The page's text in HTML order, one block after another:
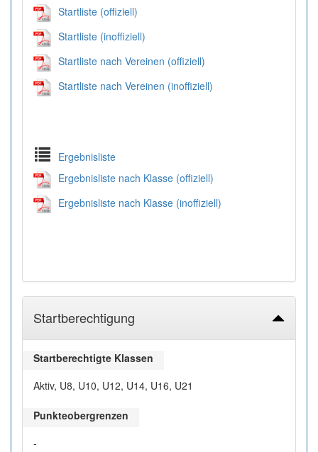
Startliste (offiziell)
Startliste (inoffiziell)
Startliste nach Vereinen (offiziell)
Startliste nach Vereinen (inoffiziell)
Ergebnisliste
Ergebnisliste nach Klasse (offiziell)
Ergebnisliste nach Klasse (inoffiziell)
Startberechtigung
Startberechtigte Klassen
Aktiv, U8, U10, U12, U14, U16, U21
Punkteobergrenzen
-